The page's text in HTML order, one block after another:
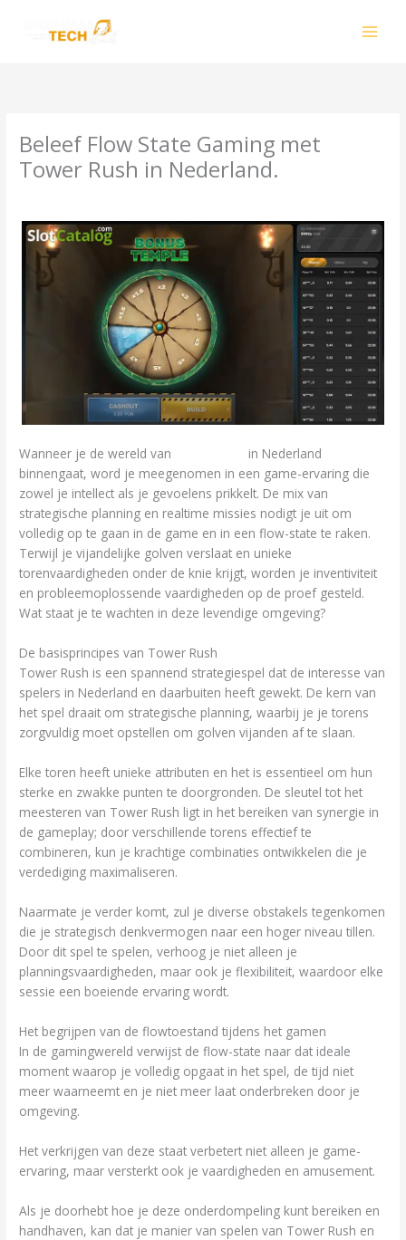
Beleef Flow State Gaming met
Tower Rush in Nederland.
Wanneer je de wereld van
in Nederland
binnengaat, word je meegenomen in een game-ervaring die
zowel je intellect als je gevoelens prikkelt. De mix van
strategische planning en realtime missies nodigt je uit om
volledig op te gaan in de game en in een flow-state te raken.
Terwijl je vijandelijke golven verslaat en unieke
torenvaardigheden onder de knie krijgt, worden je inventiviteit
en probleemoplossende vaardigheden op de proef gesteld.
Wat staat je te wachten in deze levendige omgeving?
De basisprincipes van Tower Rush
Tower Rush is een spannend strategiespel dat de interesse van
spelers in Nederland en daarbuiten heeft gewekt. De kern van
het spel draait om strategische planning, waarbij je je torens
zorgvuldig moet opstellen om golven vijanden af te slaan.
Elke toren heeft unieke attributen en het is essentieel om hun
sterke en zwakke punten te doorgronden. De sleutel tot het
meesteren van Tower Rush ligt in het bereiken van synergie in
de gameplay; door verschillende torens effectief te
combineren, kun je krachtige combinaties ontwikkelen die je
verdediging maximaliseren.
Naarmate je verder komt, zul je diverse obstakels tegenkomen
die je strategisch denkvermogen naar een hoger niveau tillen.
Door dit spel te spelen, verhoog je niet alleen je
planningsvaardigheden, maar ook je flexibiliteit, waardoor elke
sessie een boeiende ervaring wordt.
Het begrijpen van de flowtoestand tijdens het gamen
In de gamingwereld verwijst de flow-state naar dat ideale
moment waarop je volledig opgaat in het spel, de tijd niet
meer waarneemt en je niet meer laat onderbreken door je
omgeving.
Het verkrijgen van deze staat verbetert niet alleen je game-
ervaring, maar versterkt ook je vaardigheden en amusement.
Als je doorhebt hoe je deze onderdompeling kunt bereiken en
handhaven, kan dat je manier van spelen van Tower Rush en